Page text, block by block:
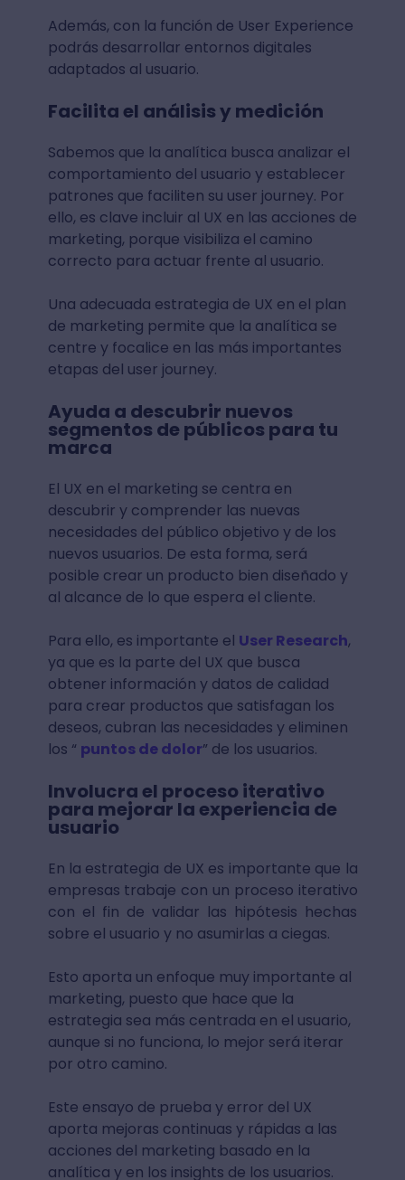
Además, con la función de User Experience
podrás desarrollar entornos digitales
adaptados al usuario.
Facilita el análisis y medición
Sabemos que la analítica busca analizar el
comportamiento del usuario y establecer
patrones que faciliten su user journey. Por
ello, es clave incluir al UX en las acciones de
marketing, porque visibiliza el camino
correcto para actuar frente al usuario.
Una adecuada estrategia de UX en el plan
de marketing permite que la analítica se
centre y focalice en las más importantes
etapas del user journey.
Ayuda a descubrir nuevos
segmentos de públicos para tu
marca
El UX en el marketing se centra en
descubrir y comprender las nuevas
necesidades del público objetivo y de los
nuevos usuarios. De esta forma, será
posible crear un producto bien diseñado y
al alcance de lo que espera el cliente.
Para ello, es importante el User Research,
ya que es la parte del UX que busca
obtener información y datos de calidad
para crear productos que satisfagan los
deseos, cubran las necesidades y eliminen
los “ puntos de dolor” de los usuarios.
Involucra el proceso iterativo
para mejorar la experiencia de
usuario
En la estrategia de UX es importante que la
empresas trabaje con un proceso iterativo
con el fin de validar las hipótesis hechas
sobre el usuario y no asumirlas a ciegas.
Esto aporta un enfoque muy importante al
marketing, puesto que hace que la
estrategia sea más centrada en el usuario,
aunque si no funciona, lo mejor será iterar
por otro camino.
Este ensayo de prueba y error del UX
aporta mejoras continuas y rápidas a las
acciones del marketing basado en la
analítica y en los insights de los usuarios.